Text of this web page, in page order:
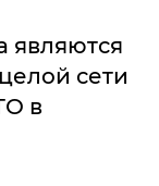
являются
сети
в